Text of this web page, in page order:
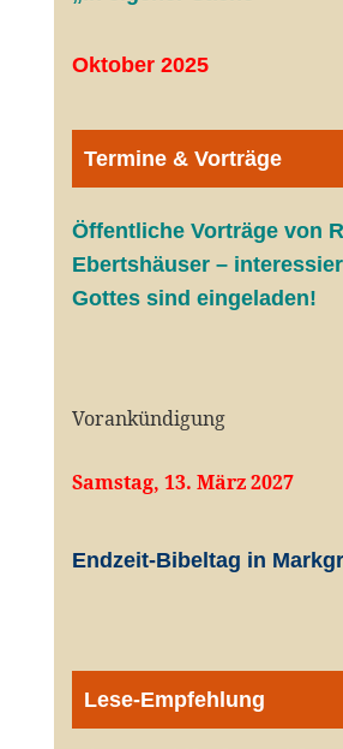
Oktober 2025
Termine & Vorträge
Öffentliche Vorträge von
Ebertshäuser –
Gottes sind eingeladen!
Vorankündigung
Samstag, 13. März 2027
Endzeit-Bibeltag in
Lese-Empfehlung